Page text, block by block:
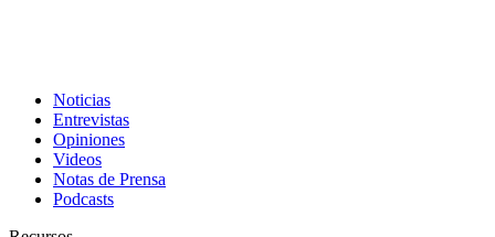
Noticias
Entrevistas
Opiniones
Videos
Notas de Prensa
Podcasts